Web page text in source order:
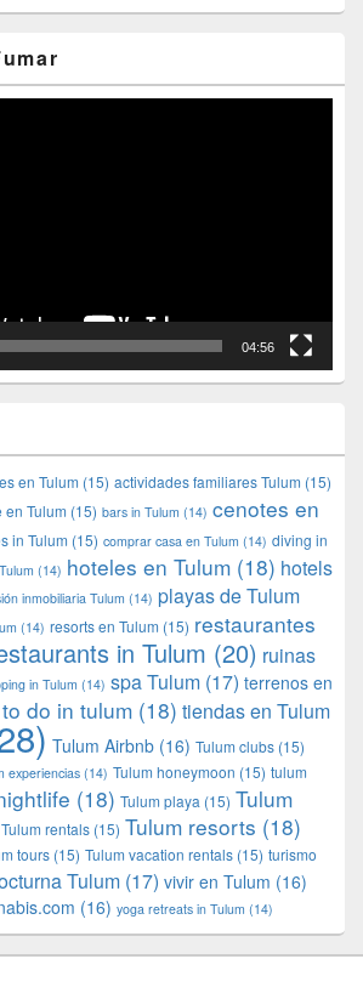
04:56
en Tulum (15) actividades familiares Tulum (15)
en Tulum (15) bars in Tulum (14) cenotes en
in Tulum (15) comprar casa en Tulum (14) diving in
(14) hoteles en Tulum (18) hotels
inmobiliaria Tulum (14) playas de Tulum
(14) resorts en Tulum (15) restaurantes
in Tulum (20) ruinas
in Tulum (14) spa Tulum (17) terrenos en
do in tulum (18) tiendas en Tulum
Tulum Airbnb (16) Tulum clubs (15)
experiencias (14) Tulum honeymoon (15) tulum
(18) Tulum playa (15) Tulum
Tulum rentals (15) Tulum resorts (18)
tours (15) Tulum vacation rentals (15) turismo
Tulum (17) vivir en Tulum (16)
(16) yoga retreats in Tulum (14)